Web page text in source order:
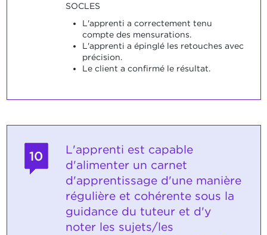
SOCLES
L'apprenti a correctement tenu
compte des mensurations.
L'apprenti a épinglé les retouches avec
précision.
Le client a confirmé le résultat.
10
L'apprenti est capable
d'alimenter un carnet
d'apprentissage d'une manière
régulière et cohérente sous la
guidance du tuteur et d'y
noter les sujets/les